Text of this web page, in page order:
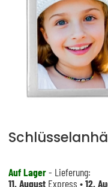
Auf Lager- Lieferung:
11. August Express •12.